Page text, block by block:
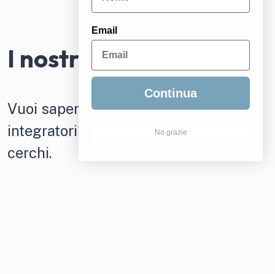
I nostri integratori
Vuoi saperne di più sui nostri
integratori? Di seguito le risposte che
cerchi.
Email
Continua
No grazie